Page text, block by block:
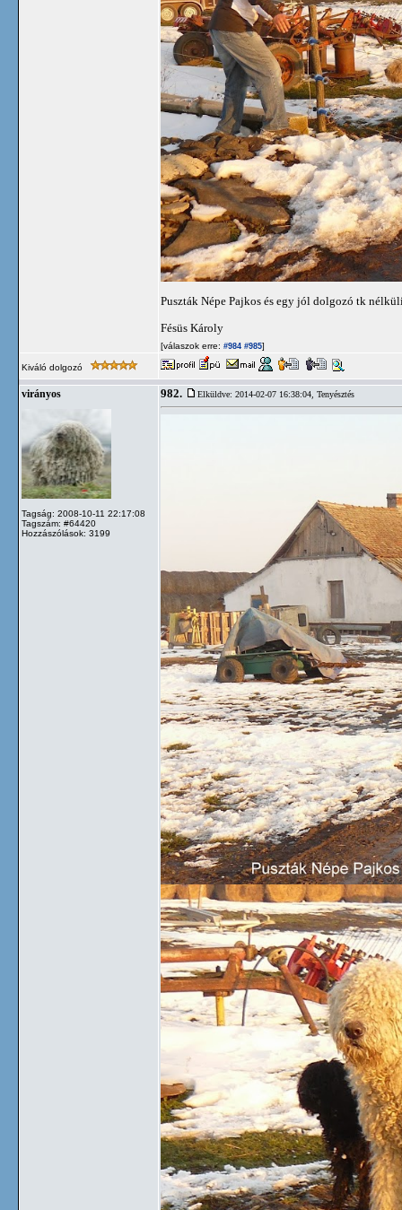
Puszták Népe Pajkos és egy jól dolgozó tk
Fésüs Károly
[válaszok erre: #984 #985]
Kiváló dolgozó
virányos
Tagság: 2008-10-11 22:17:08
Tagszám: #64420
Hozzászólások: 3199
982. Elküldve: 2014-02-07 16:38:04, Tenyésztés